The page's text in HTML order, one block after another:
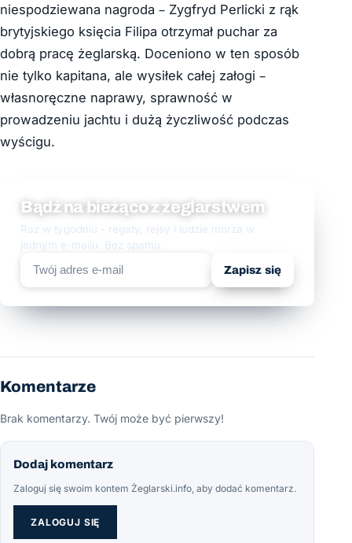
niespodziewana nagroda – Zygfryd Perlicki z rąk
brytyjskiego księcia Filipa otrzymał puchar za
dobrą pracę żeglarską. Doceniono w ten sposób
nie tylko kapitana, ale wysiłek całej załogi –
własnoręczne naprawy, sprawność w
prowadzeniu jachtu i dużą życzliwość podczas
wyścigu.
Bądź na bieżąco z żeglarstwem
Raz w tygodniu - regaty, rejsy i ludzie morza w
jednym e-mailu. Bez spamu.
Zapisz się
Komentarze
Brak komentarzy. Twój może być pierwszy!
Dodaj komentarz
Zaloguj się swoim kontem Żeglarski.info, aby dodać komentarz.
ZALOGUJ SIĘ